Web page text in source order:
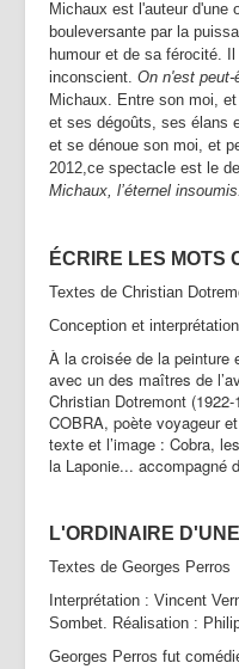
Michaux est l'auteur
bouleversante par la
humour et de sa férocité.
inconscient. On n'est
Michaux. Entre son moi,
et ses dégoûts, ses élans
et se dénoue son moi, et
2012,ce spectacle est le
Michaux, l’éternel insoumis.
ÉCRIRE LES MOTS
Textes de Christian
Conception et
À la croisée de la peinture
avec un des maîtres de
Christian Dotremont
COBRA, poète voyageur
texte et l’image : Cobra,
la Laponie... accompagné
L'ORDINAIRE
Textes de Georges Perros
Interprétation : Vincent
Sombet. Réalisation :
Georges Perros fut